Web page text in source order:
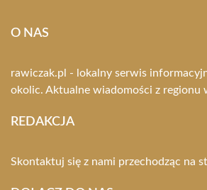
O NAS
rawiczak.pl - lokalny serwis
okolic. Aktualne wiadomości z regionu
REDAKCJA
Skontaktuj się z nami przechodząc na